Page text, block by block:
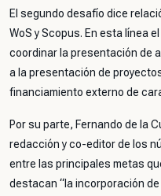
El segundo desafío dice
WoS y Scopus. En esta línea
coordinar la presentación de
a la presentación de
financiamiento externo de
Por su parte, Fernando de la
redacción y co-editor de los
entre las principales metas
destacan “la incorporación